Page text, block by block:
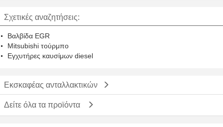
Σχετικές αναζητήσεις:
Βαλβίδα EGR
Mitsubishi τούρμπο
Εγχυτήρες καυσίμων diesel
Εκσκαφέας ανταλλακτικών
Δείτε όλα τα προϊόντα